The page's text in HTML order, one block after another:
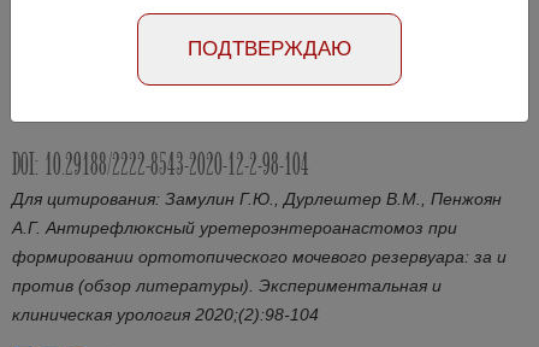
и против (обзор литературы)
Статья на русском
DOI: 10.29188/2222-8543-2020-12-2-98-104
Для цитирования: Замулин Г.Ю., Дурлештер В.М., Пенжоян
А.Г. Антирефлюксный уретероэнтероанастомоз при
формировании ортотопического мочевого резервуара: за и
против (обзор литературы). Экспериментальная и
клиническая урология 2020;(2):98-104
ПОДТВЕРЖДАЮ